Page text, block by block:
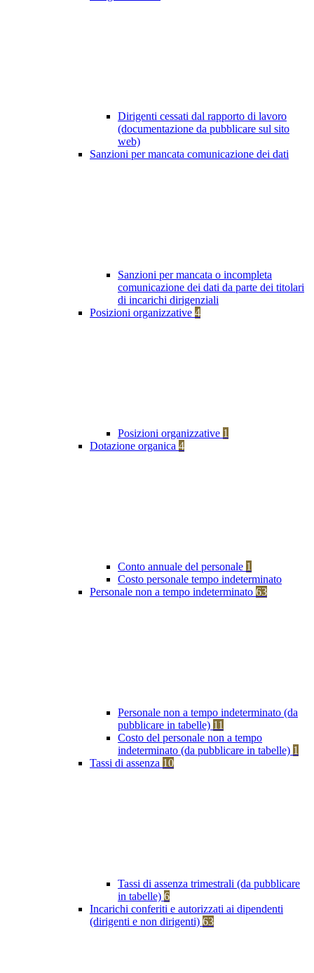
Dirigenti cessati dal rapporto di lavoro
(documentazione da pubblicare sul sito
web)
Sanzioni per mancata comunicazione dei dati
Sanzioni per mancata o incompleta
comunicazione dei dati da parte dei titolari
di incarichi dirigenziali
Posizioni organizzative 4
Posizioni organizzative 1
Dotazione organica 4
Conto annuale del personale 1
Costo personale tempo indeterminato
Personale non a tempo indeterminato 63
Personale non a tempo indeterminato (da
pubblicare in tabelle) 11
Costo del personale non a tempo
indeterminato (da pubblicare in tabelle) 1
Tassi di assenza 10
Tassi di assenza trimestrali (da pubblicare
in tabelle) 6
Incarichi conferiti e autorizzati ai dipendenti
(dirigenti e non dirigenti) 63